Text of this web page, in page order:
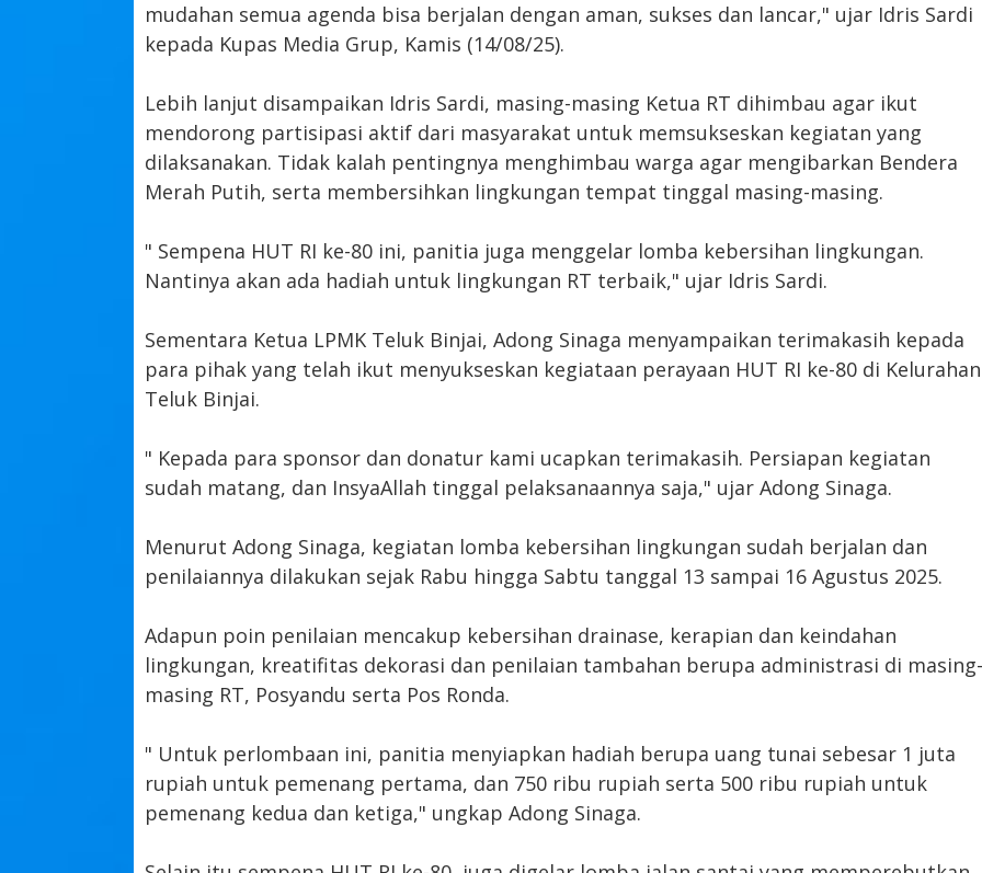
mudahan semua agenda bisa berjalan dengan aman, sukses dan lancar," ujar Idris Sardi
kepada Kupas Media Grup, Kamis (14/08/25).
Lebih lanjut disampaikan Idris Sardi, masing-masing Ketua RT dihimbau agar ikut
mendorong partisipasi aktif dari masyarakat untuk memsukseskan kegiatan yang
dilaksanakan. Tidak kalah pentingnya menghimbau warga agar mengibarkan Bendera
Merah Putih, serta membersihkan lingkungan tempat tinggal masing-masing.
" Sempena HUT RI ke-80 ini, panitia juga menggelar lomba kebersihan lingkungan.
Nantinya akan ada hadiah untuk lingkungan RT terbaik," ujar Idris Sardi.
Sementara Ketua LPMK Teluk Binjai, Adong Sinaga menyampaikan terimakasih kepada
para pihak yang telah ikut menyukseskan kegiataan perayaan HUT RI ke-80 di Kelurahan
Teluk Binjai.
" Kepada para sponsor dan donatur kami ucapkan terimakasih. Persiapan kegiatan
sudah matang, dan InsyaAllah tinggal pelaksanaannya saja," ujar Adong Sinaga.
Menurut Adong Sinaga, kegiatan lomba kebersihan lingkungan sudah berjalan dan
penilaiannya dilakukan sejak Rabu hingga Sabtu tanggal 13 sampai 16 Agustus 2025.
Adapun poin penilaian mencakup kebersihan drainase, kerapian dan keindahan
lingkungan, kreatifitas dekorasi dan penilaian tambahan berupa administrasi di masing-
masing RT, Posyandu serta Pos Ronda.
" Untuk perlombaan ini, panitia menyiapkan hadiah berupa uang tunai sebesar 1 juta
rupiah untuk pemenang pertama, dan 750 ribu rupiah serta 500 ribu rupiah untuk
pemenang kedua dan ketiga," ungkap Adong Sinaga.